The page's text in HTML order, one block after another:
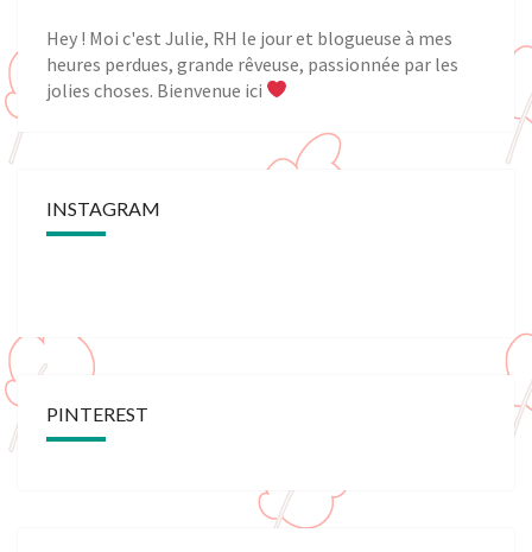
Hey ! Moi c'est Julie, RH le jour et blogueuse à mes
heures perdues, grande rêveuse, passionnée par les
jolies choses. Bienvenue ici
INSTAGRAM
PINTEREST